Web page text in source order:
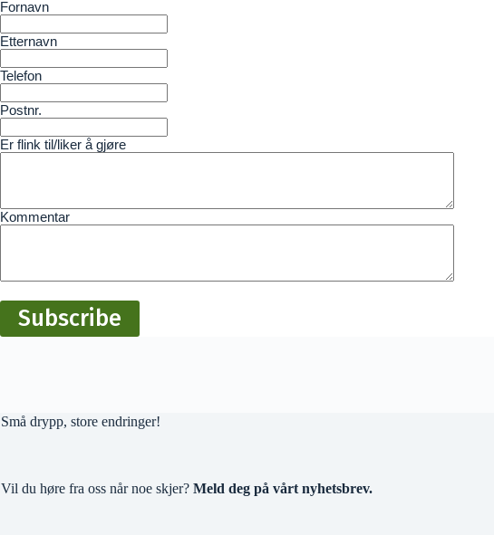
Fornavn
Etternavn
Telefon
Postnr.
Er flink til/liker å gjøre
Kommentar
Små drypp, store endringer!
Vil du høre fra oss når noe skjer? Meld deg på vårt nyhetsbrev.